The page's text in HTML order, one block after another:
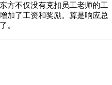
方不仅没有克扣员工老师的工
加了工资和奖励。算是响应总
。